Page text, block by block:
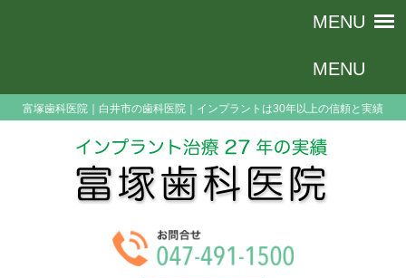
富塚歯科医院｜白井市の歯科医院｜インプラントは30年以上の信頼と実績